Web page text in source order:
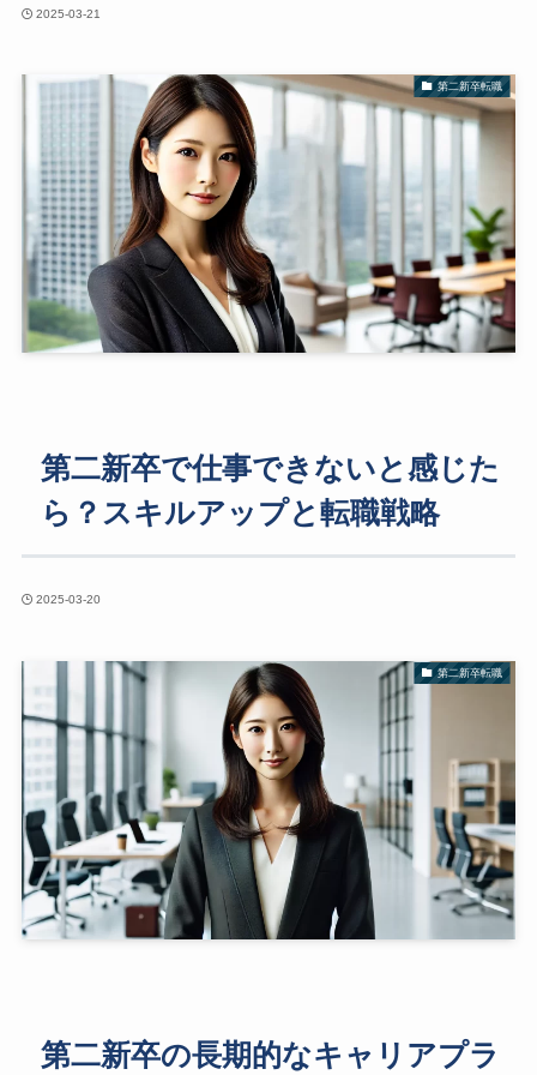
2025-03-21
第二新卒転職
第二新卒で仕事できないと感じた
ら？スキルアップと転職戦略
2025-03-20
第二新卒転職
第二新卒の長期的なキャリアプラ